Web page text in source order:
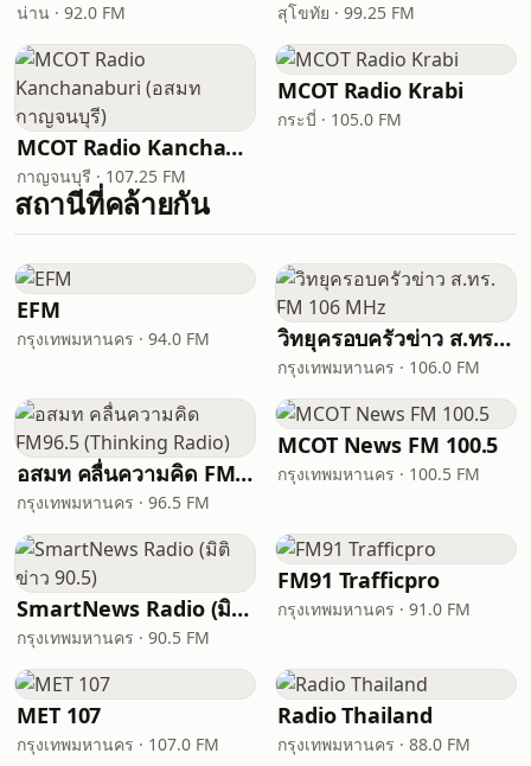
น่าน · 92.0 FM สุโขทัย · 99.25 FM
MCOT Radio Kanchanaburi (อสมท กาญจนบุรี)
กาญจนบุรี · 107.25 FM
MCOT Radio Krabi
กระบี่ · 105.0 FM
สถานีที่คล้ายกัน
EFM
กรุงเทพมหานคร · 94.0 FM วิทยุครอบครัวข่าว ส.ทร. FM 106 MHz
กรุงเทพมหานคร · 106.0 FM
อสมท คลื่นความคิด FM96.5 (Thinking Radio)
กรุงเทพมหานคร · 96.5 FM
MCOT News FM 100.5
กรุงเทพมหานคร · 100.5 FM
SmartNews Radio (มิติข่าว 90.5)
กรุงเทพมหานคร · 90.5 FM
FM91 Trafficpro
กรุงเทพมหานคร · 91.0 FM
MET 107
กรุงเทพมหานคร · 107.0 FM
Radio Thailand
กรุงเทพมหานคร · 88.0 FM